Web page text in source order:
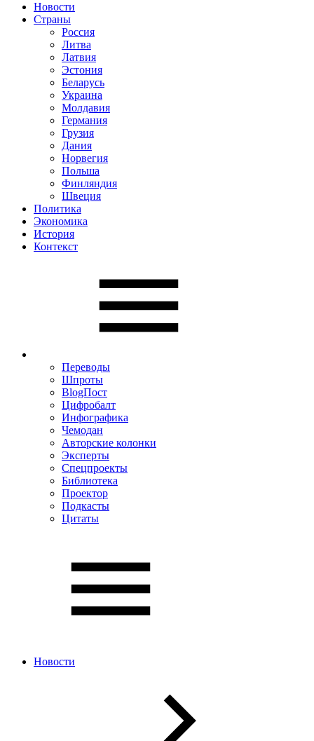
Новости
Страны
Россия
Литва
Латвия
Эстония
Беларусь
Украина
Молдавия
Германия
Грузия
Дания
Норвегия
Польша
Финляндия
Швеция
Политика
Экономика
История
Контекст
Переводы
Шпроты
BlogПост
Цифробалт
Инфографика
Чемодан
Авторские колонки
Эксперты
Спецпроекты
Библиотека
Проектор
Подкасты
Цитаты
Новости